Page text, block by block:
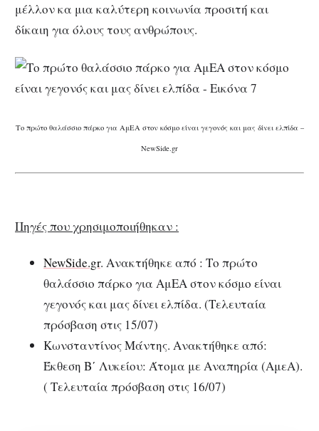
μέλλον κα μια καλύτερη κοινωνία προσιτή και
δίκαιη για όλους τους ανθρώπους.
Το πρώτο θαλάσσιο πάρκο για ΑμΕΑ στον κόσμο είναι γεγονός και μας δίνει ελπίδα –
NewSide.gr
Πηγές που χρησιμοποιήθηκαν :
NewSide.gr. Ανακτήθηκε από : Το πρώτο
θαλάσσιο πάρκο για ΑμΕΑ στον κόσμο είναι
γεγονός και μας δίνει ελπίδα. (Τελευταία
πρόσβαση στις 15/07)
Κωνσταντίνος Μάντης. Ανακτήθηκε από:
Έκθεση Β΄ Λυκείου: Άτομα με Αναπηρία (ΑμεΑ).
( Τελευταία πρόσβαση στις 16/07)